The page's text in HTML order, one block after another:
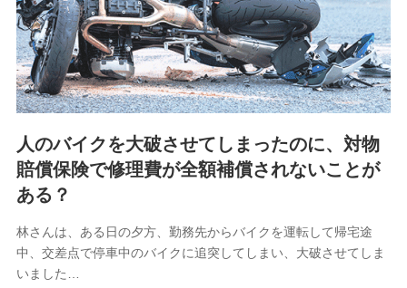
10.受託業務の 個人情報
受託業務の遂行およびこれらに準ずる業務の遂行のため
11.マイカー通勤管理クラウド並びに法人向けASPサー
ビスに関してのお問い合わせ情報
各種お問い合わせに対応するため
当社のサービスに関する情報提供や、皆様に有用なお知らせ
をお送りするため
アンケートの送付のため
当社のサービスや媒体の運営改善に必要なデータを解析し、
分析するため
当社の対応品質向上やお問い合わせ内容の正確な把握のため
個人情報保護管理者の職名、連絡先
人のバイクを大破させてしまったのに、対物
賠償保険で修理費が全額補償されないことが
ある？
林さんは、ある日の夕方、勤務先からバイクを運転して帰宅途
中、交差点で停車中のバイクに追突してしまい、大破させてしま
いました…